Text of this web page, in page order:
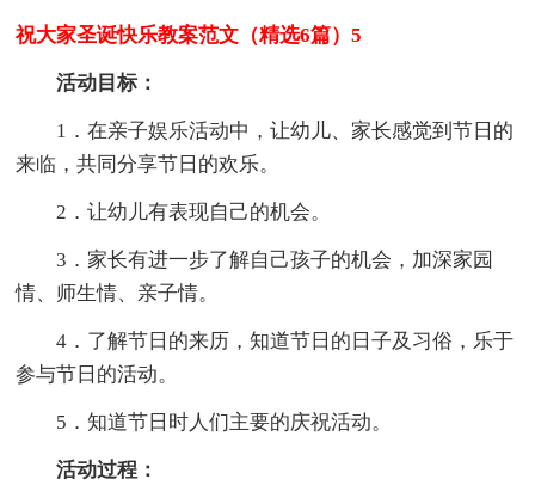
祝大家圣诞快乐教案范文（精选6篇）5
活动目标：
1．在亲子娱乐活动中，让幼儿、家长感觉到节日的
来临，共同分享节日的欢乐。
2．让幼儿有表现自己的机会。
3．家长有进一步了解自己孩子的机会，加深家园
情、师生情、亲子情。
4．了解节日的来历，知道节日的日子及习俗，乐于
参与节日的活动。
5．知道节日时人们主要的庆祝活动。
活动过程：